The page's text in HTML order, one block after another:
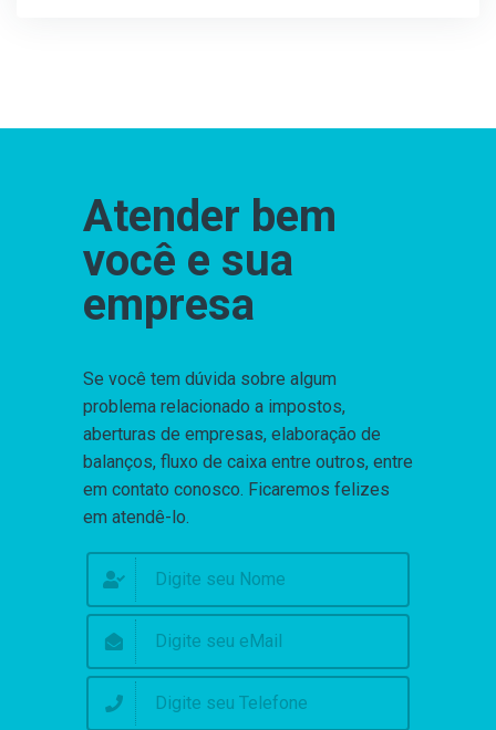
Atender bem
você e sua
empresa
Se você tem dúvida sobre algum
problema relacionado a impostos,
aberturas de empresas, elaboração de
balanços, fluxo de caixa entre outros, entre
em contato conosco. Ficaremos felizes
em atendê-lo.